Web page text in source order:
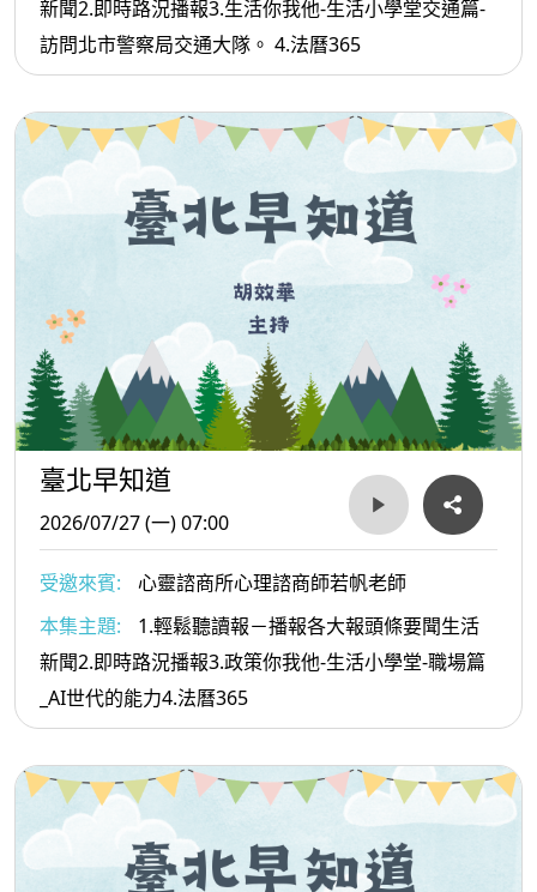
新聞2.即時路況播報3.生活你我他-生活小學堂交通篇-
訪問北市警察局交通大隊。 4.法曆365
臺北早知道
2026/07/27 (一) 07:00
受邀來賓:
心靈諮商所心理諮商師若帆老師
本集主題:
1.輕鬆聽讀報－播報各大報頭條要聞生活
新聞2.即時路況播報3.政策你我他-生活小學堂-職場篇
_AI世代的能力4.法曆365